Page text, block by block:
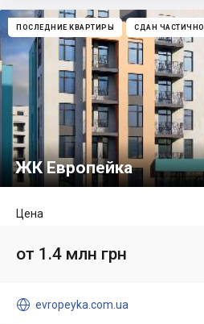
ПОСЛЕДНИЕ КВАРТИРЫ СДАН ЧАСТИЧНО
ЖК Европейка
Цена
от 1.4 млн грн
 evropeyka.com.ua